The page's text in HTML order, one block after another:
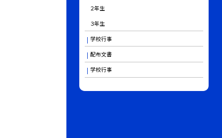
２年生
３年生
学校行事
配布文書
学校行事